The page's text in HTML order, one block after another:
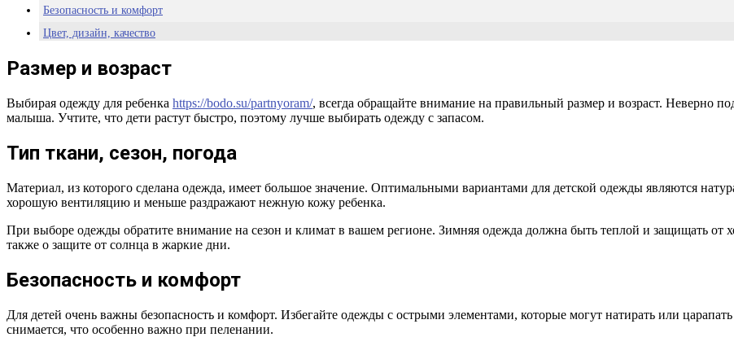
Безопасность и комфорт
Цвет, дизайн, качество
Бюджет
Размер и возраст
Выбирая одежду для ребенка https://bodo.su/partnyoram/, всегда обращайте внимание на правильный размер и возраст. Неверно
малыша. Учтите, что дети растут быстро, поэтому лучше выбирать одежду с запасом.
Тип ткани, сезон, погода
Материал, из которого сделана одежда, имеет большое значение. Оптимальными вариантами для детской одежды являются
хорошую вентиляцию и меньше раздражают нежную кожу ребенка.
При выборе одежды обратите внимание на сезон и климат в вашем регионе. Зимняя одежда должна быть теплой и защищать от
также о защите от солнца в жаркие дни.
Безопасность и комфорт
Для детей очень важны безопасность и комфорт. Избегайте одежды с острыми элементами, которые могут натирать или
снимается, что особенно важно при пеленании.